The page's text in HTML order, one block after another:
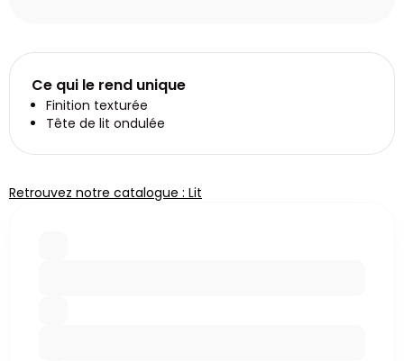
Ce qui le rend unique
Finition texturée
Tête de lit ondulée
Retrouvez notre catalogue : Lit